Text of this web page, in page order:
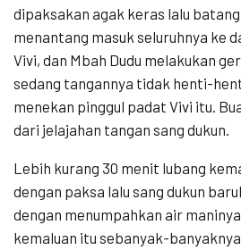
dipaksakan agak keras lalu
menantang masuk seluruhnya ke
Vivi, dan Mbah Dudu melakukan
sedang tangannya tidak henti-
menekan pinggul padat Vivi itu.
dari jelajahan tangan sang dukun.
Lebih kurang 30 menit lubang
dengan paksa lalu sang dukun
dengan menumpahkan air
kemaluan itu sebanyak-